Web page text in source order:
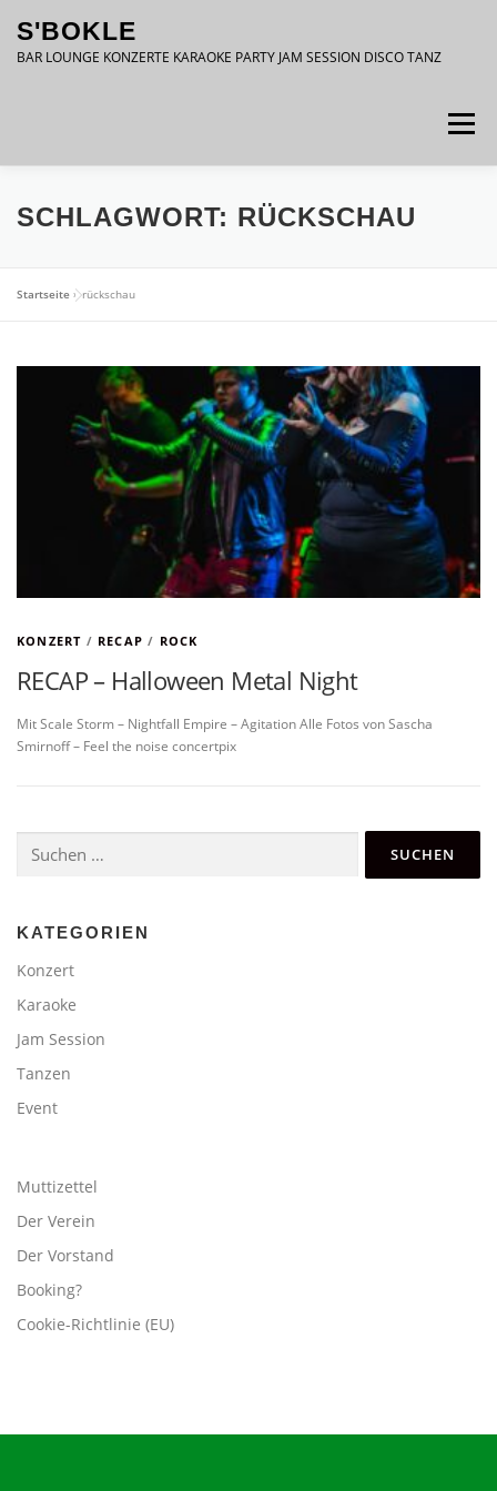
Inhalt
springen
S'BOKLE
BAR LOUNGE KONZERTE KARAOKE PARTY JAM SESSION DISCO TANZ
Menü
DATENSCHUTZ IMPRESSUM
SCHLAGWORT: RÜCKSCHAU
Startseite »rückschau
KONZERT / RECAP / ROCK
RECAP – Halloween Metal Night
Mit Scale Storm – Nightfall Empire – Agitation Alle Fotos von Sascha
Smirnoff – Feel the noise concertpix
nach:
KATEGORIEN
Konzert
Karaoke
Jam Session
Tanzen
Event
Muttizettel
Der Verein
Der Vorstand
Booking?
Cookie-Richtlinie (EU)